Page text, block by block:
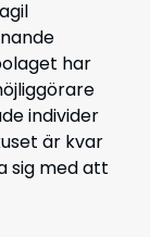
har
individer
är kvar
sig med att